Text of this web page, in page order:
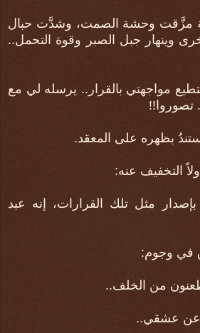
مزَّقت وحشة الصمت، وشدَّت حبال
وينهار جبل الصبر وقوة التحمل..
مواجهتي بالقرار.. يرسله لي مع
تصوروا!!
بظهره على المعقد.
التخفيف عنه:
مثل تلك القرارات، إنه عبد
في وجوم:
من الخلف..
عن عشقي..